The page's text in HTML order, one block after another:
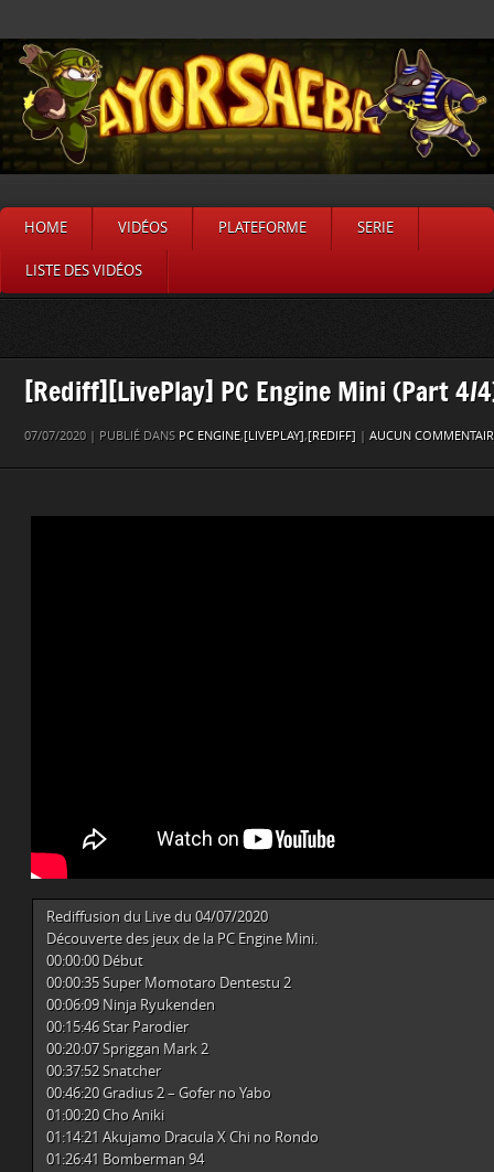
HOME VIDÉOS PLATEFORME SERIE
LISTE DES VIDÉOS
[Rediff][LivePlay] PC Engine Mini (Part 4/
07/07/2020 | PUBLIÉ DANS PC ENGINE,[LIVEPLAY],[REDIFF] AUCUN
Rediffusion du Live du 04/07/2020
Découverte des jeux de la PC Engine Mini.
00:00:00 Début
00:00:35 Super Momotaro Dentestu 2
00:06:09 Ninja Ryukenden
00:15:46 Star Parodier
00:20:07 Spriggan Mark 2
00:37:52 Snatcher
00:46:20 Gradius 2 – Gofer no Yabo
01:00:20 Cho Aniki
01:14:21 Akujamo Dracula X Chi no Rondo
01:26:41 Bomberman 94